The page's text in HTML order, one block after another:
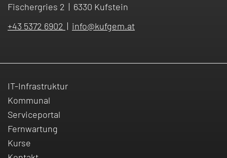
Fischergries 2 | 6330 Kufstein
+43 5372 6902 | info@kufgem.at
IT-Infrastruktur
Kommunal
Serviceportal
Fernwartung
Kurse